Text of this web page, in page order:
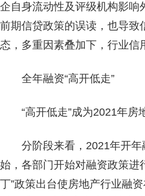
企自身流动性及评级机构影响
前期信贷政策的误读，也导致
态，多重因素叠加下，行业信
全年融资“高开低走”
“高开低走”成为2021年房
分阶段来看，2021年开
始，各部门开始对融资政策进
丁”政策出台使房地产行业融